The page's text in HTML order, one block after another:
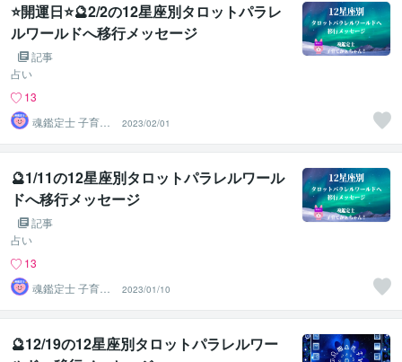
⭐開運日⭐🔮2/2の12星座別タロットパラレ
ルワールドへ移行メッセージ
記事
占い
13
魂鑑定士 子育て
かぁちゃん！
2023/02/01
🔮1/11の12星座別タロットパラレルワール
ドへ移行メッセージ
記事
占い
13
魂鑑定士 子育て
かぁちゃん！
2023/01/10
🔮12/19の12星座別タロットパラレルワー